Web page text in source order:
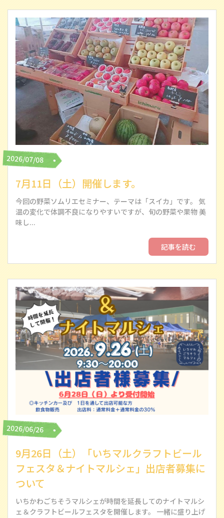
2026/07/08
7月11日（土）開催します。
今回の野菜ソムリエセミナー、テーマは「スイカ」です。 気
温の変化で体調不良になりやすいですが、旬の野菜や果物 美
味し...
記事を読む
2026/06/26
9月26日（土）「いちマルクラフトビール
フェスタ＆ナイトマルシェ」出店者募集に
ついて
いちかわごちそうマルシェが時間を延長してのナイトマルシ
ェ＆クラフトビールフェスタを開催します。 一緒に盛り上げ